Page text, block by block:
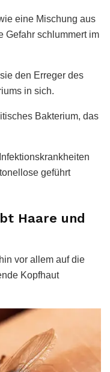
eine Mischung aus
Gefahr schlummert im
den Erreger des
in sich.
Bakterium, das
geführt
Haare und
vor allem auf die
Kopfhaut